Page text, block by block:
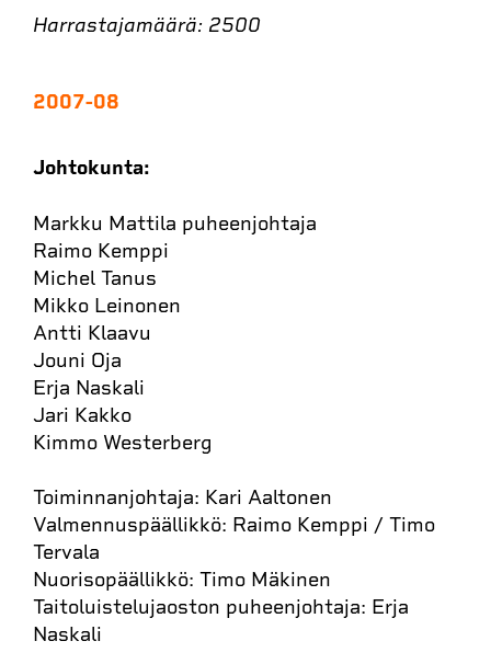
Harrastajamäärä: 2500
2007-08
Johtokunta:
Markku Mattila puheenjohtaja
Raimo Kemppi
Michel Tanus
Mikko Leinonen
Antti Klaavu
Jouni Oja
Erja Naskali
Jari Kakko
Kimmo Westerberg
Toiminnanjohtaja: Kari Aaltonen
Valmennuspäällikkö: Raimo Kemppi / Timo
Tervala
Nuorisopäällikkö: Timo Mäkinen
Taitoluistelujaoston puheenjohtaja: Erja
Naskali